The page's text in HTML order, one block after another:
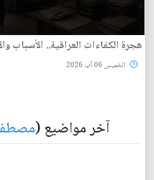
هجرة الكفاءات العراقية.. الأسباب
الخميس 06 آب 2026
آخر مواضيع (